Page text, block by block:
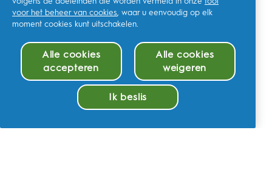
werk moet gaan!
BLADER DOOR ARTIKELEN
voor het beheer van cookies, waar u eenvoudig op elk
moment cookies kunt uitschakelen.
Alle cookies
accepteren
Alle cookies
weigeren
Ik beslis